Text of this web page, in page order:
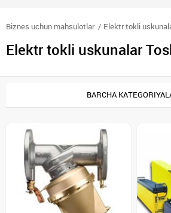
Biznes uchun mahsulotlar Elektr tokli
Elektr tokli uskunalar
BARCHA